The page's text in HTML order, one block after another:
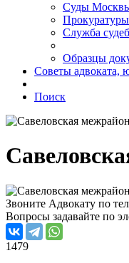
Суды
Служба
Образцы
Советы адвоката,
Поиск
Звоните Адвокату по
Вопросы задавайте по
1479